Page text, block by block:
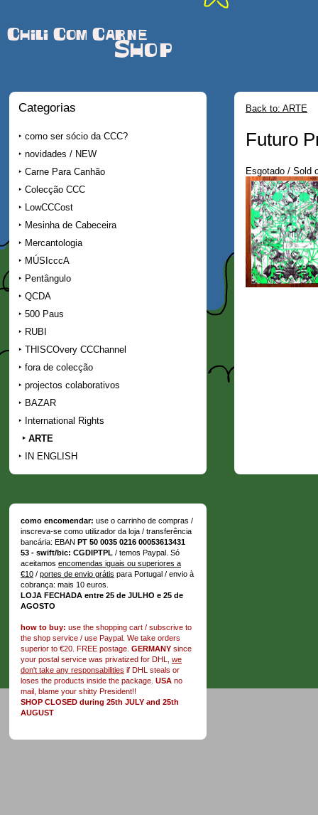
Chili Com Carne
Shop
Categorias
como ser sócio da CCC?
novidades / NEW
Carne Para Canhão
Colecção CCC
LowCCCost
Mesinha de Cabeceira
Mercantologia
MÚSIcccA
Pentângulo
QCDA
500 Paus
RUBI
THISCOvery CCChannel
fora de colecção
projectos colaborativos
BAZAR
International Rights
ARTE
IN ENGLISH
como encomendar: use o carrinho de compras /
inscreva-se como utilizador da loja / transferência
bancária: EBAN PT 50 0035 0216 00053613431
53 - swift/bic: CGDIPTPL / temos Paypal. Só
aceitamos encomendas iguais ou superiores a
€10 / portes de envio grátis para Portugal / envio à
cobrança: mais 10 euros.
LOJA FECHADA entre 25 de JULHO e 25 de
AGOSTO
how to buy: use the shopping cart / subscrive to
the shop service / use Paypal. We take orders
superior to €20. FREE postage. GERMANY since
your postal service was privatized for DHL, we
don't take any responsabilities if DHL steals or
loses the products inside the package. USA no
mail, blame your shitty President!!
SHOP CLOSED during 25th JULY and 25th
AUGUST
Back to: ARTE
Futuro
Esgotado / Sold